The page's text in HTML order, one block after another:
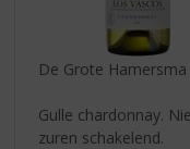
De Grote
Gulle chardonnay.
zuren schakelend.